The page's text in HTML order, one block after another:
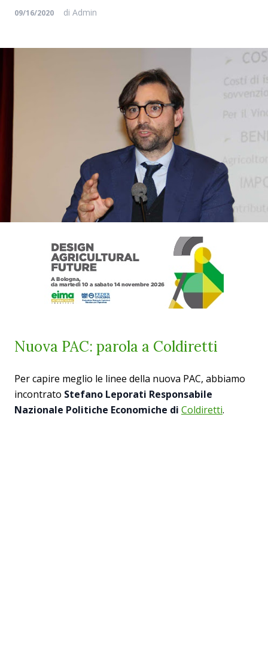
09/16/2020 di Admin
Nuova PAC: parola a Coldiretti
Per capire meglio le linee della nuova PAC, abbiamo
incontrato Stefano Leporati Responsabile
Nazionale Politiche Economiche di Coldiretti.